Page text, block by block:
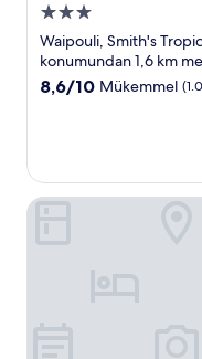
3.0
yıldızlı
konaklama
yeri
Waipouli, Smith's
konumundan 1,6 km
10
yorum)
8,6/10 Mükemmel
THE ISO HOTEL,